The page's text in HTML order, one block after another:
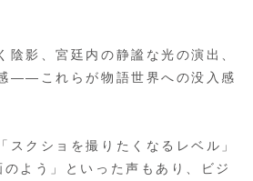
陰影、宮廷内の静謐な光の演出、
――これらが物語世界への没入感
スクショを撮りたくなるレベル」
のよう」といった声もあり、ビジ